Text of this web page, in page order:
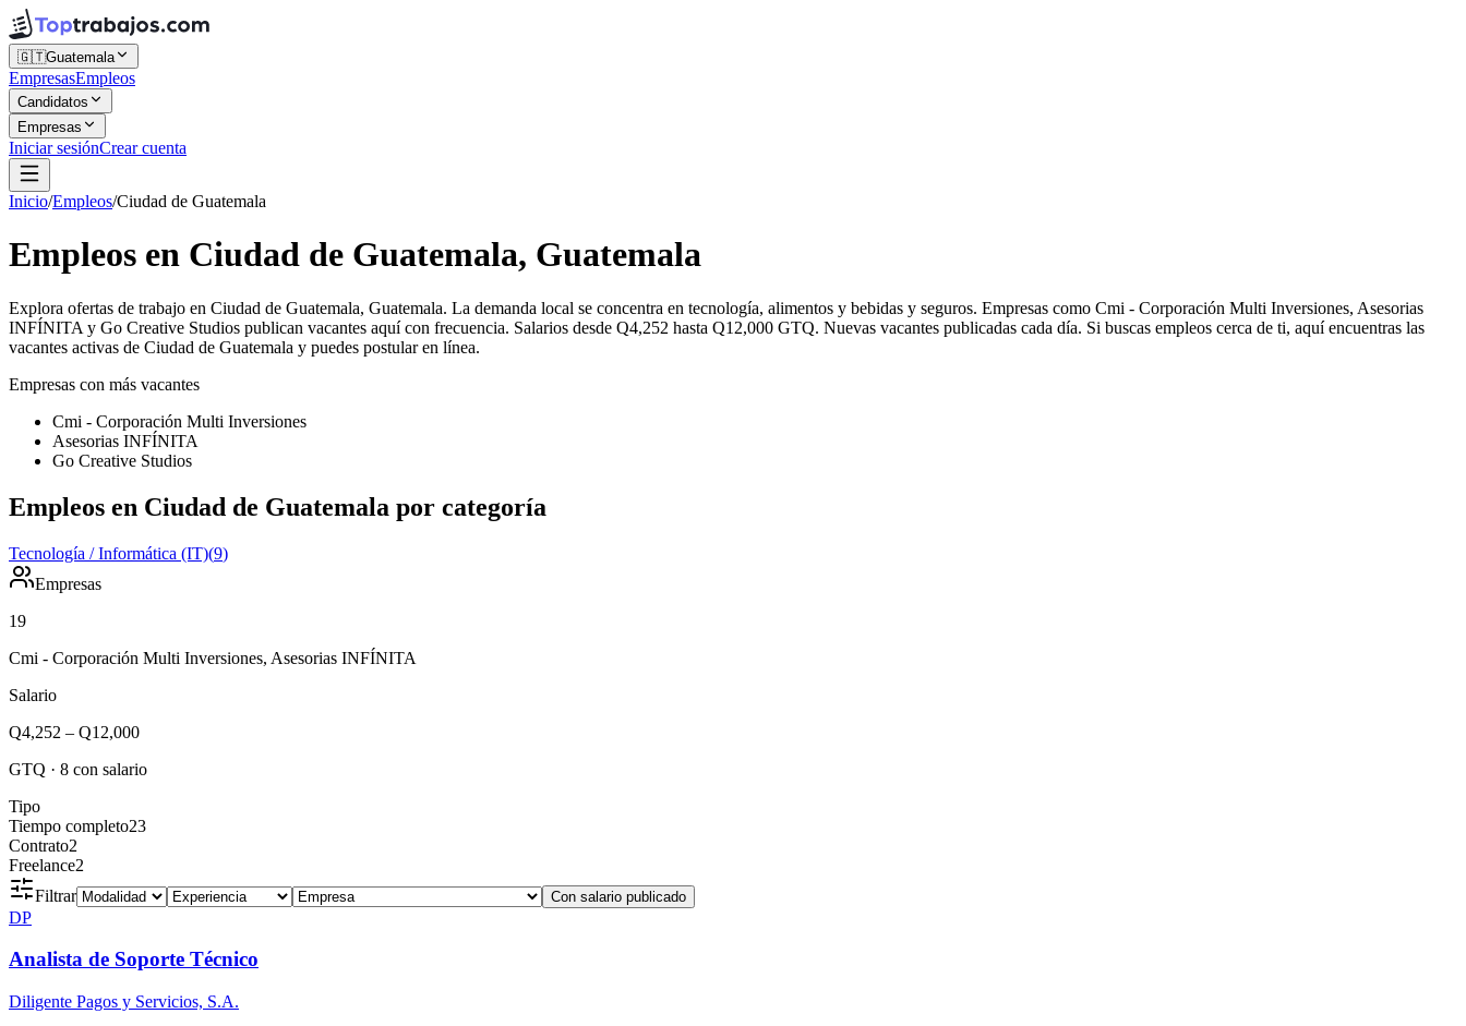
🇬🇹Guatemala
EmpresasEmpleos
Candidatos
Empresas
Iniciar sesiónCrear cuenta
Inicio/Empleos/Ciudad de Guatemala
Empleos en Ciudad de Guatemala, Guatemala
Explora ofertas de trabajo en Ciudad de Guatemala, Guatemala. La demanda local se concentra en tecnología, alimentos y bebidas y seguros. Empresas como Cmi - Corporación Multi Inversiones, Asesorias
INFÍNITA y Go Creative Studios publican vacantes aquí con frecuencia. Salarios desde Q4,252 hasta Q12,000 GTQ. Nuevas vacantes publicadas cada día. Si buscas empleos cerca de ti, aquí encuentras las
vacantes activas de Ciudad de Guatemala y puedes postular en línea.
Empresas con más vacantes
Cmi - Corporación Multi Inversiones
Asesorias INFÍNITA
Go Creative Studios
Empleos en Ciudad de Guatemala por categoría
Tecnología / Informática (IT)(9)
Empresas
19
Cmi - Corporación Multi Inversiones, Asesorias INFÍNITA
Salario
Q4,252 – Q12,000
GTQ · 8 con salario
Tipo
Tiempo completo23
Contrato2
Freelance2
Filtrar
Con salario publicado
DP
Analista de Soporte Técnico
Diligente Pagos y Servicios, S.A.